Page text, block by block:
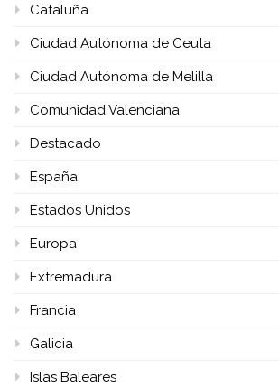
Cataluña
Ciudad Autónoma de Ceuta
Ciudad Autónoma de Melilla
Comunidad Valenciana
Destacado
España
Estados Unidos
Europa
Extremadura
Francia
Galicia
Islas Baleares